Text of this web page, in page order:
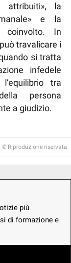
attribuiti», la
e la
coinvolto. In
travalicare i
si tratta
infedele
tra
persona
a giudizio.
© Riproduzione riservata
più
di formazione e